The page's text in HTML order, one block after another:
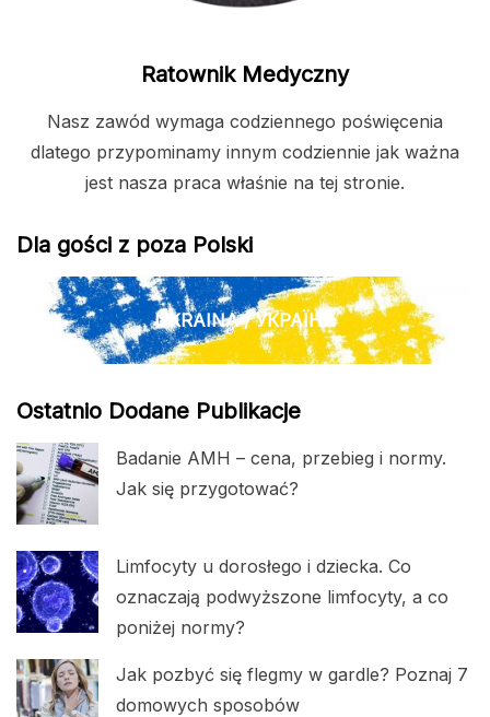
Ratownik Medyczny
Nasz zawód wymaga codziennego poświęcenia
dlatego przypominamy innym codziennie jak ważna
jest nasza praca właśnie na tej stronie.
Dla gości z poza Polski
UKRAINA / УКРАЇНА
Ostatnio Dodane Publikacje
Badanie AMH – cena, przebieg i normy.
Jak się przygotować?
Limfocyty u dorosłego i dziecka. Co
oznaczają podwyższone limfocyty, a co
poniżej normy?
Jak pozbyć się flegmy w gardle? Poznaj 7
domowych sposobów